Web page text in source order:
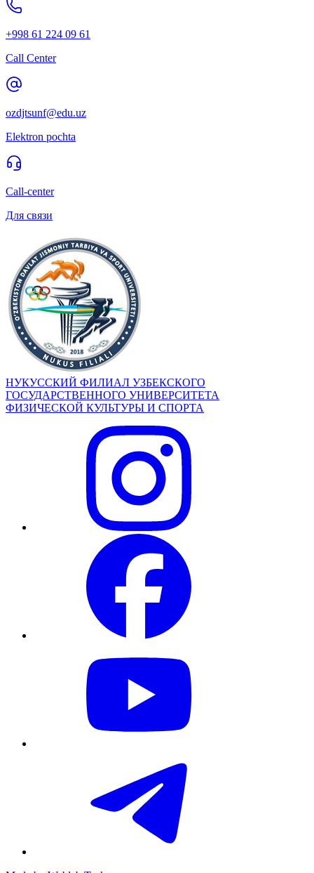
+998 61 224 09 61
Call Center
ozdjtsunf@edu.uz
Elektron pochta
Call-center
Для связи
НУКУССКИЙ ФИЛИАЛ УЗБЕКСКОГО
ГОСУДАРСТВЕННОГО УНИВЕРСИТЕТА
ФИЗИЧЕСКОЙ КУЛЬТУРЫ И СПОРТА